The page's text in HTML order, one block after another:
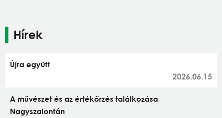
Hírek
Újra együtt
2026.06.15
A művészet és az értékőrzés találkozása
Nagyszalontán